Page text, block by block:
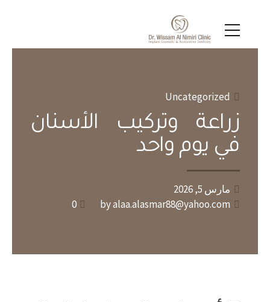
Uncategorized
زراعة وتركيب الأسنان
في يوم واحد
مارس 5, 2026
by alaa.alasmar88@yahoo.com
0